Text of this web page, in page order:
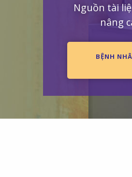
Nguồn tài
nâng
BỆNH